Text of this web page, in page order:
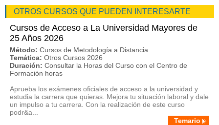
OTROS CURSOS QUE PUEDEN INTERESARTE
Cursos de Acceso a La Universidad Mayores de
25 Años 2026
Método: Cursos de Metodología a Distancia
Temática: Otros Cursos 2026
Duración: Consultar la Horas del Curso con el Centro de
Formación horas
Aprueba los exámenes oficiales de acceso a la universidad y
estudia la carrera que quieras. Mejora tu situación laboral y dale
un impulso a tu carrera. Con la realización de este curso
podr&a...
Temario